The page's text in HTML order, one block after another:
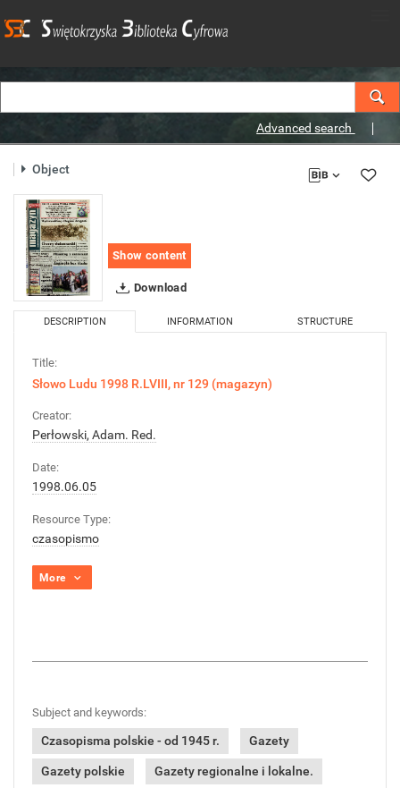
Advanced search
Object
Show content
Download
DESCRIPTION INFORMATION STRUCTURE
Title:
Słowo Ludu 1998 R.LVIII, nr 129 (magazyn)
Creator:
Perłowski, Adam. Red.
Date:
1998.06.05
Resource Type:
czasopismo
More
Subject and keywords:
Czasopisma polskie - od 1945 r. Gazety
Gazety polskie Gazety regionalne i lokalne.